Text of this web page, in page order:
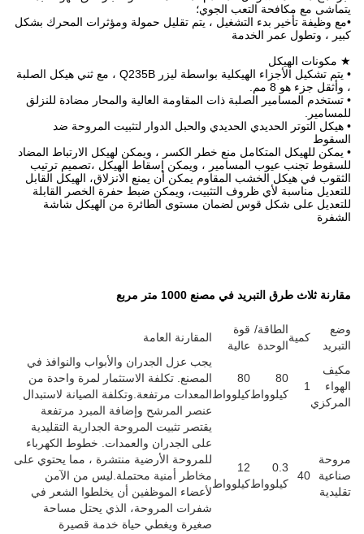
تقليل حمولة ومؤثرات المحرك بشكل
• يتم تشكيل الأجزاء الهيكلية بواسطة ليزر Q235B ، مع ثني هيكل الصلبة
العالية والمحار مضادة للنزلق
الدوار لتثبيت المروحة ضد
، ويمكن لهيكل الارتباط المضاد
إسقاط الهيكل ،تصميم ترتيب
أن يمنع الانزلاق، الهيكل القابل
ويمكن ضبط حفرة الخصر القابلة
الطائرة من الهيكل شاشة
العامة
عزل الجدران والأبواب والنوافذ في
تكلفة الاستثمار لمرة واحدة من
مرتفعة.وتكلفة الصيانة لاستبدال
المرشح وإضافة المبرد مرتفعة
تثبيت المروحة الجدارية التقليدية
الجدران والعمدات. خطوط الكهرباء
الأرضية منتشرة ، مما يحتوي على
أمنية محتملة.ليس من الآمن
الموظفين أن يخلطوا الشعر في
المروحة، الذي يحتل مساحة